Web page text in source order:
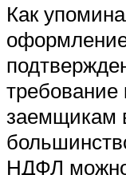
Как
заемщикам
НДФЛ